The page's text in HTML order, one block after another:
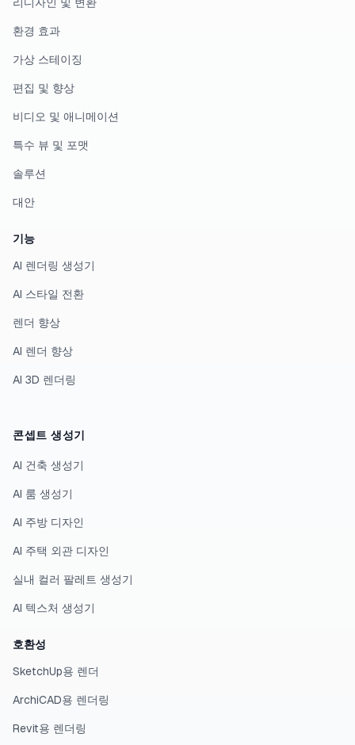
환경 효과
가상 스테이징
편집 및 향상
비디오 및 애니메이션
특수 뷰 및 포맷
솔루션
대안
기능
AI 렌더링 생성기
AI 스타일 전환
렌더 향상
AI 렌더 향상
AI 3D 렌더링
콘셉트 생성기
AI 건축 생성기
AI 룸 생성기
AI 주방 디자인
AI 주택 외관 디자인
실내 컬러 팔레트 생성기
AI 텍스처 생성기
호환성
SketchUp용 렌더
ArchiCAD용 렌더링
Revit용 렌더링